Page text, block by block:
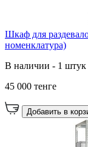
Шкаф для
номенклатура)
В наличии - 1 штук
45 000 тенге
Добавить в